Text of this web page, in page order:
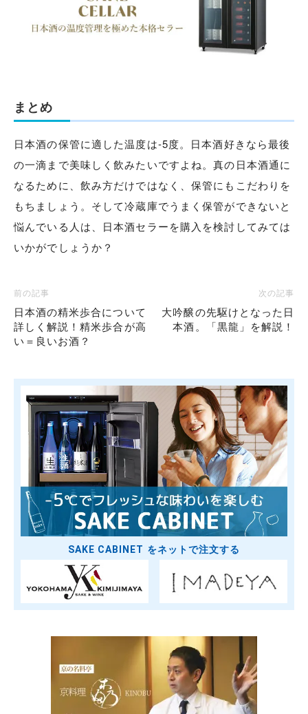
まとめ
日本酒の保管に適した温度は-5度。日本酒好きなら最後
の一滴まで美味しく飲みたいですよね。真の日本酒通に
なるために、飲み方だけではなく、保管にもこだわりを
もちましょう。そして冷蔵庫でうまく保管ができないと
悩んでいる人は、日本酒セラーを購入を検討してみては
いかがでしょうか？
前の記事
日本酒の精米歩合について
詳しく解説！精米歩合が高
い＝良いお酒？
次の記事
大吟醸の先駆けとなった日
本酒。「黒龍」を解説！
SAKE CABINET をネットで注文する